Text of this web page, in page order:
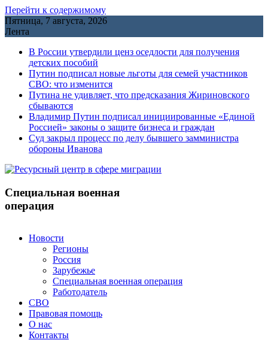
Перейти к содержимому
Пятница, 7 августа, 2026
Лента
В России утвердили ценз оседлости для получения
детских пособий
Путин подписал новые льготы для семей участников
СВО: что изменится
Путина не удивляет, что предсказания Жириновского
сбываются
Владимир Путин подписал инициированные «Единой
Россией» законы о защите бизнеса и граждан
Cуд закрыл процесс по делу бывшего замминистра
обороны Иванова
Специальная военная
операция
Новости
Регионы
Россия
Зарубежье
Специальная военная операция
Работодатель
СВО
Правовая помощь
О нас
Контакты